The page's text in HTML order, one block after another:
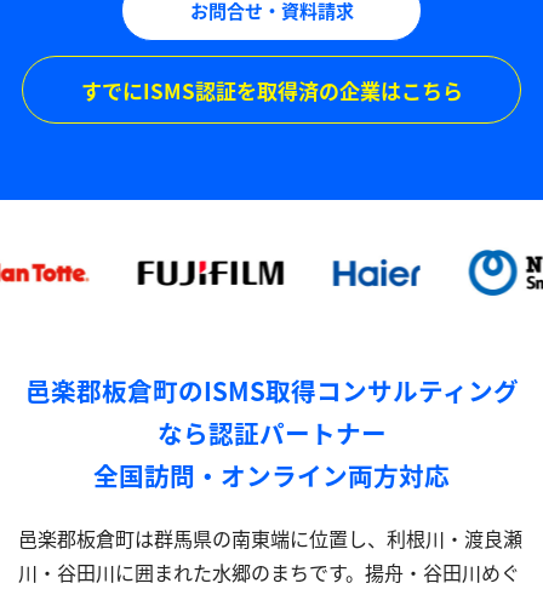
お問合せ・資料請求
すでにISMS認証を取得済の企業はこちら
邑楽郡板倉町のISMS取得コンサルティング
なら認証パートナー
全国訪問・オンライン両方対応
邑楽郡板倉町は群馬県の南東端に位置し、利根川・渡良瀬
川・谷田川に囲まれた水郷のまちです。揚舟・谷田川めぐ